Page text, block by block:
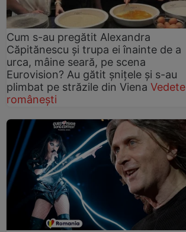
Cum s-au pregătit Alexandra
Căpitănescu și trupa ei înainte de a
urca, mâine seară, pe scena
Eurovision? Au gătit șnițele și s-au
plimbat pe străzile din Viena Vedete
românești